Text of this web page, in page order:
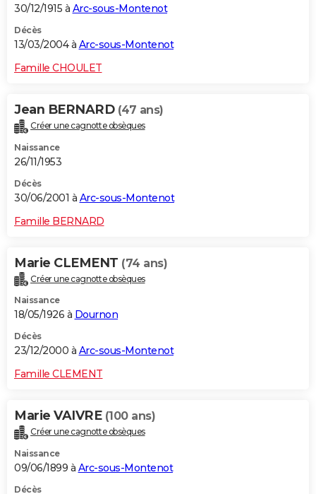
30/12/1915 à Arc-sous-Montenot
Décès
13/03/2004 à Arc-sous-Montenot
Famille CHOULET
Jean BERNARD (47 ans)
Créer une cagnotte obsèques
Naissance
26/11/1953
Décès
30/06/2001 à Arc-sous-Montenot
Famille BERNARD
Marie CLEMENT (74 ans)
Créer une cagnotte obsèques
Naissance
18/05/1926 à Dournon
Décès
23/12/2000 à Arc-sous-Montenot
Famille CLEMENT
Marie VAIVRE (100 ans)
Créer une cagnotte obsèques
Naissance
09/06/1899 à Arc-sous-Montenot
Décès